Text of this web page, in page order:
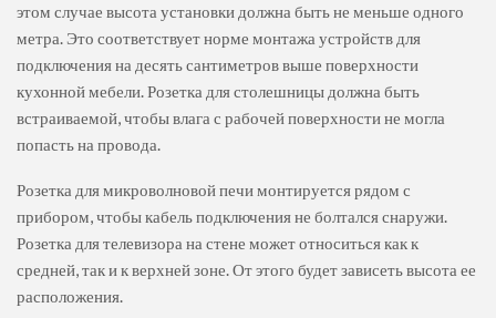
этом случае высота установки должна быть не меньше одного
метра. Это соответствует норме монтажа устройств для
подключения на десять сантиметров выше поверхности
кухонной мебели. Розетка для столешницы должна быть
встраиваемой, чтобы влага с рабочей поверхности не могла
попасть на провода.
Розетка для микроволновой печи монтируется рядом с
прибором, чтобы кабель подключения не болтался снаружи.
Розетка для телевизора на стене может относиться как к
средней, так и к верхней зоне. От этого будет зависеть высота ее
расположения.